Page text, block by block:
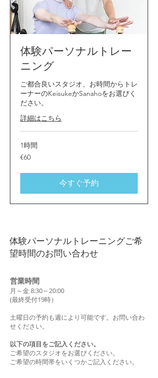
体験パーソナルトレー
ニング
ご都合良いスタジオ、お時間からトレ
ーナーのKeisukeかSanahoをお選びく
ださい。
詳細はこちら
1時間
60
ユ
ロ
€60
今すぐ予約
体験パーソナルトレーニングご希
望時間のお問い合わせ
営業時間
月～金 8:30～20:00
(最終受付19時）
土曜日の予約も週により可能です。お問い合わ
せください。
以下の項目をご記入ください。
ご希望のスタジオをお選びください。
ご希望の時間帯をいくつかご記入ください。